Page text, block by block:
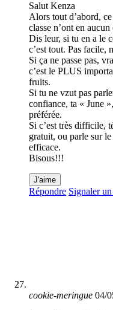
Salut Kenza
Alors tout d’abord,
classe n’ont en
Dis leur, si tu en a le
c’est tout. Pas facile,
Si ça ne passe pas,
c’est le PLUS
fruits.
Si tu ne vzut pas
confiance, ta « June
préférée.
Si c’est très difficile,
gratuit, ou parle sur
efficace.
Bisous!!!
J'aime
Répondre Signaler
cookie-meringue 04/